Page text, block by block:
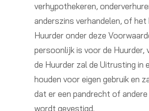
verhypothekeren,
anderszins verhandelen, of het
Huurder onder deze
persoonlijk is voor de Huurder,
de Huurder zal de Uitrusting in
houden voor eigen gebruik en
dat er een pandrecht of
wordt gevestigd.